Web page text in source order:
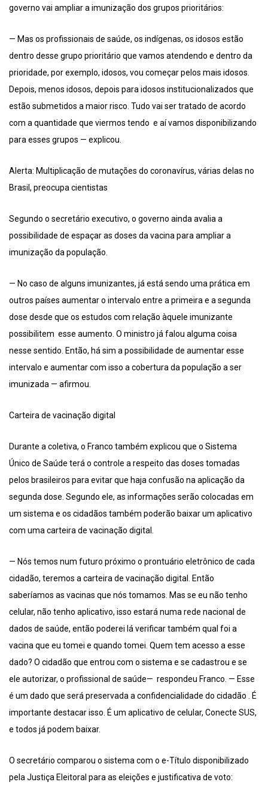
governo vai ampliar a imunização dos grupos prioritários:
— Mas os profissionais de saúde, os indígenas, os idosos estão
dentro desse grupo prioritário que vamos atendendo e dentro da
prioridade, por exemplo, idosos, vou começar pelos mais idosos.
Depois, menos idosos, depois para idosos institucionalizados que
estão submetidos a maior risco. Tudo vai ser tratado de acordo
com a quantidade que viermos tendo e aí vamos disponibilizando
para esses grupos — explicou.
Alerta: Multiplicação de mutações do coronavírus, várias delas no
Brasil, preocupa cientistas
Segundo o secretário executivo, o governo ainda avalia a
possibilidade de espaçar as doses da vacina para ampliar a
imunização da população.
— No caso de alguns imunizantes, já está sendo uma prática em
outros países aumentar o intervalo entre a primeira e a segunda
dose desde que os estudos com relação àquele imunizante
possibilitem esse aumento. O ministro já falou alguma coisa
nesse sentido. Então, há sim a possibilidade de aumentar esse
intervalo e aumentar com isso a cobertura da população a ser
imunizada — afirmou.
Carteira de vacinação digital
Durante a coletiva, o Franco também explicou que o Sistema
Único de Saúde terá o controle a respeito das doses tomadas
pelos brasileiros para evitar que haja confusão na aplicação da
segunda dose. Segundo ele, as informações serão colocadas em
um sistema e os cidadãos também poderão baixar um aplicativo
com uma carteira de vacinação digital.
— Nós temos num futuro próximo o prontuário eletrônico de cada
cidadão, teremos a carteira de vacinação digital. Então
saberíamos as vacinas que nós tomamos. Mas se eu não tenho
celular, não tenho aplicativo, isso estará numa rede nacional de
dados de saúde, então poderei lá verificar também qual foi a
vacina que eu tomei e quando tomei. Quem tem acesso a esse
dado? O cidadão que entrou com o sistema e se cadastrou e se
ele autorizar, o profissional de saúde— respondeu Franco. — Esse
é um dado que será preservada a confidencialidade do cidadão . É
importante destacar isso. É um aplicativo de celular, Conecte SUS,
e todos já podem baixar.
O secretário comparou o sistema com o e-Título disponibilizado
pela Justiça Eleitoral para as eleições e justificativa de voto: